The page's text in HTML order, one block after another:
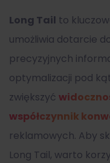
Long Tail to
umożliwia dotarcie
precyzyjnych
optymalizacji pod
zwiększyć
współczynnik
reklamowych. Aby
Long Tail, warto